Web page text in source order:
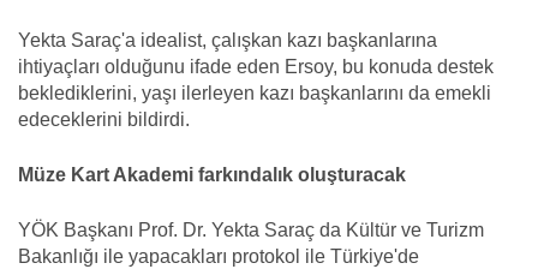
Yekta Saraç'a idealist, çalışkan kazı başkanlarına
ihtiyaçları olduğunu ifade eden Ersoy, bu konuda destek
beklediklerini, yaşı ilerleyen kazı başkanlarını da emekli
edeceklerini bildirdi.
Müze Kart Akademi farkındalık oluşturacak
YÖK Başkanı Prof. Dr. Yekta Saraç da Kültür ve Turizm
Bakanlığı ile yapacakları protokol ile Türkiye'de